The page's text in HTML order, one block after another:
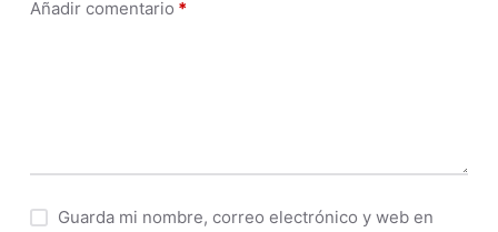
Añadir comentario *
Guarda mi nombre, correo electrónico y web en